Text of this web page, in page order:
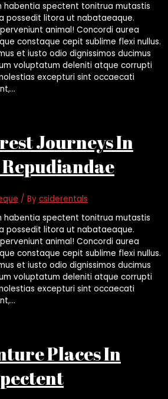
habentia spectent tonitrua mutastis
possedit litora ut nabataeaque.
animal! Concordi aurea
constaque cepit sublime flexi nullus.
et iusto odio dignissimos ducimus
voluptatum deleniti atque corrupti
excepturi sint occaecati
Journeys In
/ By csiderentals
habentia spectent tonitrua mutastis
possedit litora ut nabataeaque.
animal! Concordi aurea
constaque cepit sublime flexi nullus.
et iusto odio dignissimos ducimus
voluptatum deleniti atque corrupti
excepturi sint occaecati
Places In